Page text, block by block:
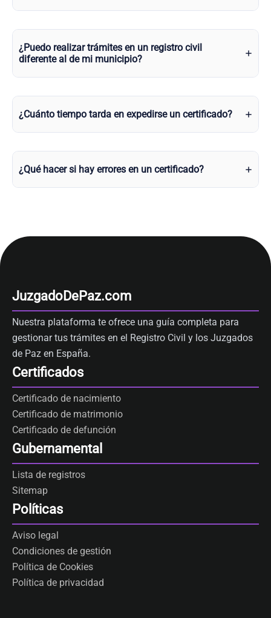
¿Puedo realizar trámites en un registro civil
diferente al de mi municipio?
¿Cuánto tiempo tarda en expedirse un certificado?
¿Qué hacer si hay errores en un certificado?
JuzgadoDePaz.com
Nuestra plataforma te ofrece una guía completa para
gestionar tus trámites en el Registro Civil y los Juzgados
de Paz en España.
Certificados
Certificado de nacimiento
Certificado de matrimonio
Certificado de defunción
Gubernamental
Lista de registros
Sitemap
Políticas
Aviso legal
Condiciones de gestión
Política de Cookies
Política de privacidad